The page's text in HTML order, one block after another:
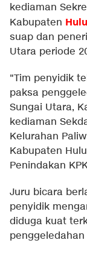
kediaman
Kabupaten
suap dan
Utara periode
"Tim penyidik
paksa
Sungai Utara,
kediaman
Kelurahan
Kabupaten
Penindakan
Juru bicara
penyidik
diduga kuat